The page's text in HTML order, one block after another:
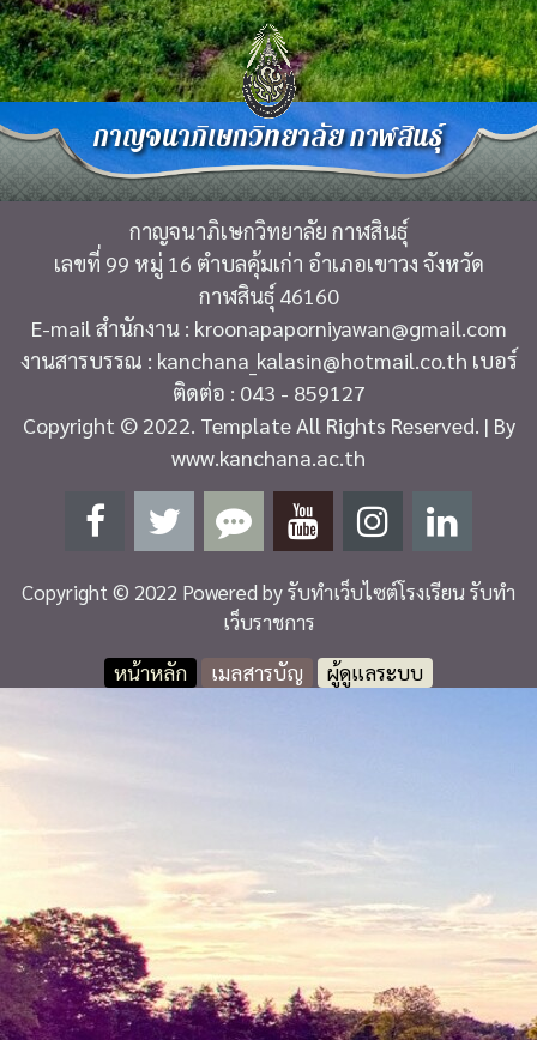
กาญจนาภิเษกวิทยาลัย กาฬสินธุ์
กาญจนาภิเษกวิทยาลัย กาฬสินธุ์
เลขที่ 99 หมู่ 16 ตำบลคุ้มเก่า อำเภอเขาวง จังหวัด
กาฬสินธุ์ 46160
E-mail สำนักงาน : kroonapaporniyawan@gmail.com
งานสารบรรณ : kanchana_kalasin@hotmail.co.th เบอร์
ติดต่อ : 043 - 859127
Copyright © 2022. Template All Rights Reserved. | By
www.kanchana.ac.th
Copyright © 2022 Powered byรับทำเว็บไซต์โรงเรียน รับทำ
เว็บราชการ
หน้าหลัก
เมลสารบัญ ผู้ดูแลระบบ